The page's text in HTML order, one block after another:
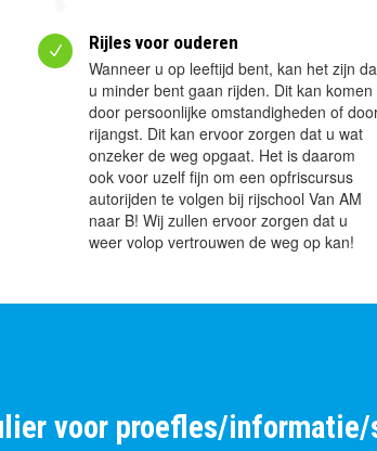
N
Rijles voor ouderen
Wanneer u op leeftijd bent, kan het zijn
u minder bent gaan rijden. Dit kan komen
door persoonlijke omstandigheden of
rijangst. Dit kan ervoor zorgen dat u wat
onzeker de weg opgaat. Het is daarom
ook voor uzelf fijn om een opfriscursus
autorijden te volgen bij rijschool Van AM
naar B! Wij zullen ervoor zorgen dat u
weer volop vertrouwen de weg op kan!
voor proefles/